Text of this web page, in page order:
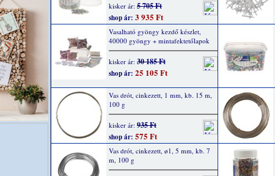
kisker ár: 5 705 Ft
shop ár: 3 935 Ft
Vasalható gyöngy kezdő készlet,
40000 gyöngy + mintafektetőlapok
kisker ár: 30 185 Ft
shop ár: 25 105 Ft
Vas drót, cinkezett, 1 mm, kb. 15 m,
100 g
kisker ár: 935 Ft
shop ár: 575 Ft
Vas drót, cinkezett, ø1, 5 mm, kb. 7
m, 100 g